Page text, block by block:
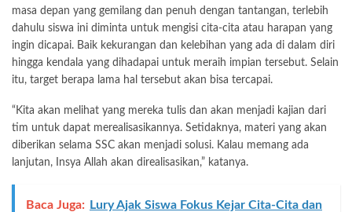
masa depan yang gemilang dan penuh dengan tantangan, terlebih
dahulu siswa ini diminta untuk mengisi cita-cita atau harapan yang
ingin dicapai. Baik kekurangan dan kelebihan yang ada di dalam diri
hingga kendala yang dihadapai untuk meraih impian tersebut. Selain
itu, target berapa lama hal tersebut akan bisa tercapai.
“Kita akan melihat yang mereka tulis dan akan menjadi kajian dari
tim untuk dapat merealisasikannya. Setidaknya, materi yang akan
diberikan selama SSC akan menjadi solusi. Kalau memang ada
lanjutan, Insya Allah akan direalisasikan,” katanya.
Baca Juga: Lury Ajak Siswa Fokus Kejar Cita-Cita dan